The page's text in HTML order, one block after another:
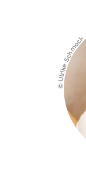
© Ulrike Schmock